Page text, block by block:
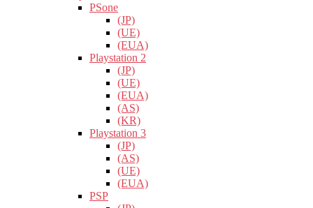
PSone
(JP)
(UE)
(EUA)
Playstation 2
(JP)
(UE)
(EUA)
(AS)
(KR)
Playstation 3
(JP)
(AS)
(UE)
(EUA)
PSP